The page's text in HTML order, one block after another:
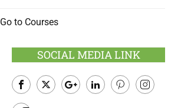
Go to Courses
SOCIAL MEDIA LINK
Facebook